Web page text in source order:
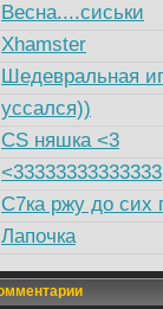
Весна....сиськи
Xhamster
Шедевральная
уссался))
CS няшка <3
<33333333333333
C7ка ржу до
Лапочка